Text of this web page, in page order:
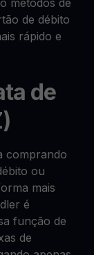
de débito
rápido e
de
comprando
ou
mais
é
função de
de